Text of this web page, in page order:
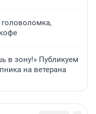
в зону!» Публикуем
на ветерана